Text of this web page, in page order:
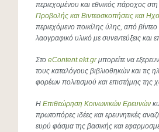
περιεχομένου και εθνικός πάροχος στη
Προβολής και Βιντεοσκοπήσεις και
περιεχόμενο ποικίλης ύλης, από
λαογραφικό υλικό με συνεντεύξεις και
Στο eContent.ekt.grμπορείτε να
τους καταλόγους βιβλιοθηκών και τις
φορέων πολιτισμού και επιστήμης της
Η Επιθεώρηση Κοινωνικών Ερευνών
πρωτοπόρες ιδέες και ερευνητικές
ευρύ φάσμα της βασικής και